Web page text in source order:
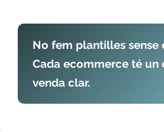
No fem plantilles sense
Cada ecommerce té un
venda clar.